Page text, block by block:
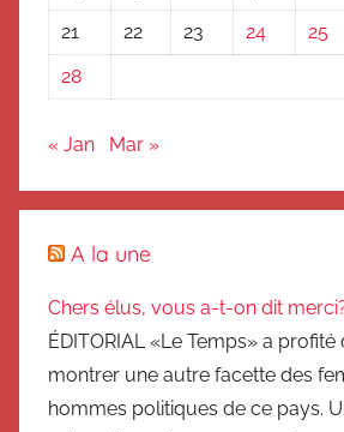
21
22 23 24 25
28
« Jan Mar »
A la une
Chers élus, vous a-t-on dit
ÉDITORIAL «Le Temps» a profité
montrer une autre facette des
hommes politiques de ce pays.